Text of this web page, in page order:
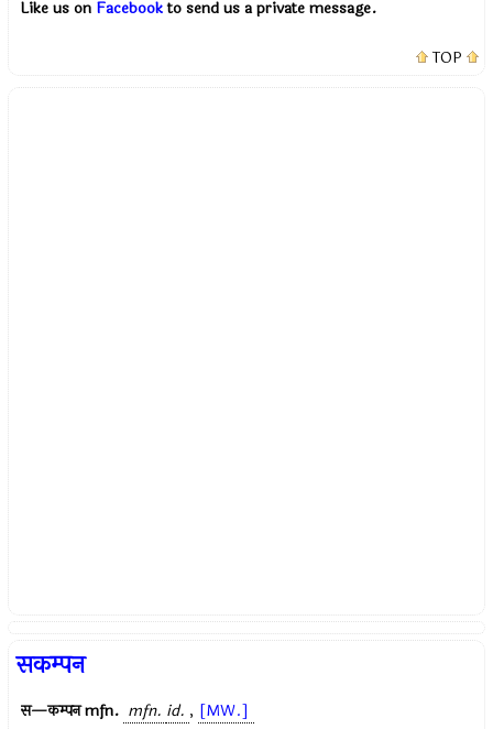
Like us on Facebookto send us a private message.
TOP
सकम्पन
स—कम्पनmfn. mfn. id. , [MW.]